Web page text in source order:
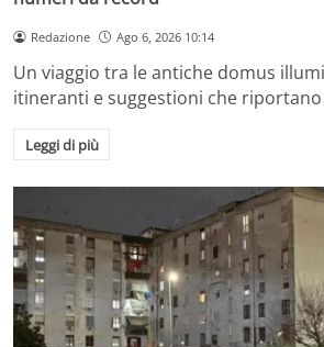
Redazione Ago 6, 2026 10:14
Un viaggio tra le antiche domus
itineranti e suggestioni che
Leggi di più